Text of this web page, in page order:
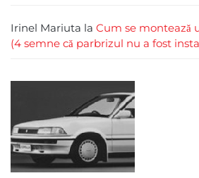
Irinel Mariuta la Cum se montează
(4 semne că parbrizul nu a fost